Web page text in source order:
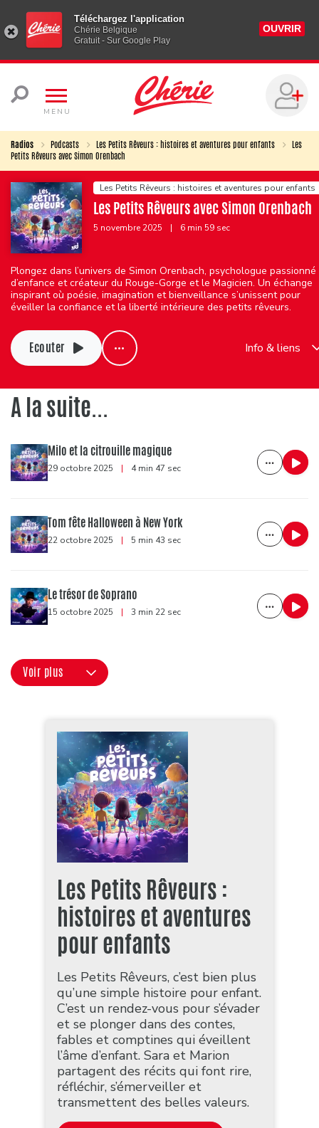
Téléchargez l'application
Chérie Belgique
Gratuit - Sur Google Play
OUVRIR
MENU
Radios Podcasts Les Petits Rêveurs : histoires et aventures pour enfants
Les
Petits Rêveurs avec Simon Orenbach
Les Petits Rêveurs : histoires et aventures pour enfants
Les Petits Rêveurs avec Simon Orenbach
5 novembre 2025 | 6 min 59 sec
Plongez dans l’univers de Simon Orenbach, psychologue passionné
d’enfance et créateur du Rouge-Gorge et le Magicien. Un échange
inspirant où poésie, imagination et bienveillance s’unissent pour
éveiller la confiance et la liberté intérieure des petits rêveurs.
Ecouter Info & liens
A la suite...
Milo et la citrouille magique
29 octobre 2025 | 4 min 47 sec
Tom fête Halloween à New York
22 octobre 2025 | 5 min 43 sec
Le trésor de Soprano
15 octobre 2025 | 3 min 22 sec
Voir plus
Les Petits Rêveurs :
histoires et aventures
pour enfants
Les Petits Rêveurs, c’est bien plus
qu’une simple histoire pour enfant.
C’est un rendez-vous pour s’évader
et se plonger dans des contes,
fables et comptines qui éveillent
l’âme d’enfant. Sara et Marion
partagent des récits qui font rire,
réfléchir, s’émerveiller et
transmettent des belles valeurs.